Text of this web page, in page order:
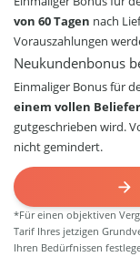
von 60 Tagen nach
Vorauszahlungen
Neukundenbonus
Einmaliger Bonus für
einem vollen
gutgeschrieben wird.
nicht gemindert.
*Für einen objektiven
Tarif Ihres jetzigen
Ihren Bedürfnissen